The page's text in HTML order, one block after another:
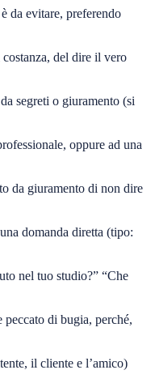
da evitare, preferendo
del dire il vero
segreti o giuramento (si
oppure ad una
da giuramento di non dire
domanda diretta (tipo:
nel tuo studio?” “Che
peccato di bugia, perché,
il cliente e l’amico)